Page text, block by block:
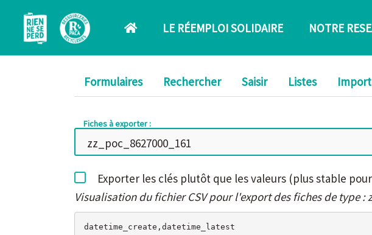
Aller au contenu principal
LE RÉEMPLOI SOLIDAIRE
NOTRE
Formulaires Rechercher Saisir Listes
Fiches à exporter :
Exporter les clés plutôt que les valeurs (plus stable
Visualisation du fichier CSV pour l'export des fiches de type :